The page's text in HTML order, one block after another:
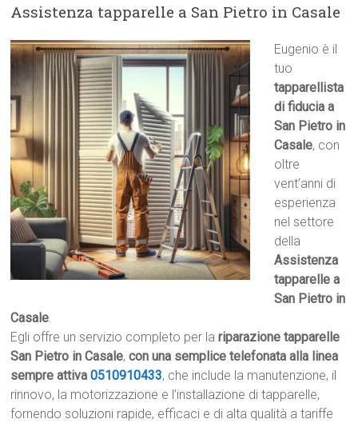
Assistenza tapparelle a San Pietro in Casale
Eugenio è il
tuo
tapparellista
di fiducia a
San Pietro in
Casale, con
oltre
vent’anni di
esperienza
nel settore
della
Assistenza
tapparelle a
San Pietro in
Casale.
Egli offre un servizio completo per lariparazione tapparelle
San Pietro in Casale, con una semplice telefonata alla linea
sempre attiva0510910433, che include la manutenzione, il
rinnovo, la motorizzazione e l’installazione di tapparelle,
fornendo soluzioni rapide, efficaci e di alta qualità a tariffe